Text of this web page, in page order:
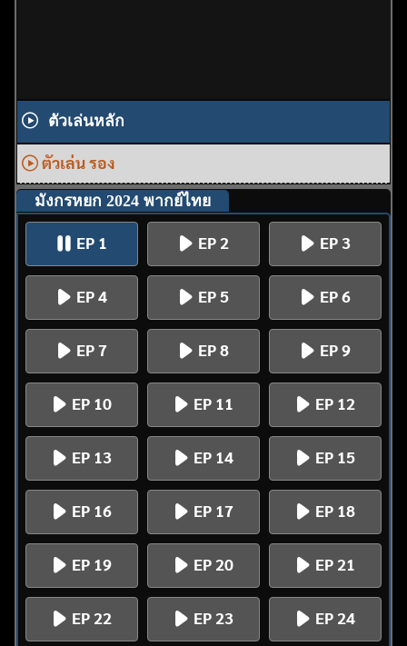
ตัวเล่นหลัก
ตัวเล่น รอง
มังกรหยก 2024 พากย์ไทย
EP 1 EP 2 EP 3
EP 4 EP 5 EP 6
EP 7 EP 8 EP 9
EP 10 EP 11 EP 12
EP 13 EP 14 EP 15
EP 16 EP 17 EP 18
EP 19 EP 20 EP 21
EP 22 EP 23 EP 24